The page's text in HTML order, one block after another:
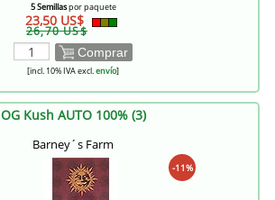
5 Semillaspor paquete
23,50 US$
26,70 US$
Comprar
[incl. 10% IVA excl.envío]
OG Kush AUTO 100% (3)
Barney´s Farm
-11%